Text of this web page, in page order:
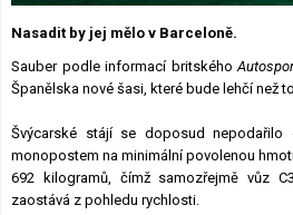
Nasadit by jej mělo v Barceloně.
Sauber podle informací britského
Španělska nové šasi, které bude lehčí než
Švýcarské stájí se doposud
monopostem na minimální povolenou
692 kilogramů, čímž samozřejmě vůz
zaostává z pohledu rychlosti.